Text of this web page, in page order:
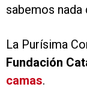
sabemos
La Purísima
Fundación
camas.